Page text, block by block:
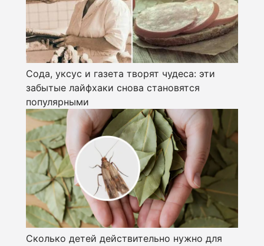
Сода, уксус и газета творят чудеса: эти
забытые лайфхаки снова становятся
популярными
Сколько детей действительно нужно для